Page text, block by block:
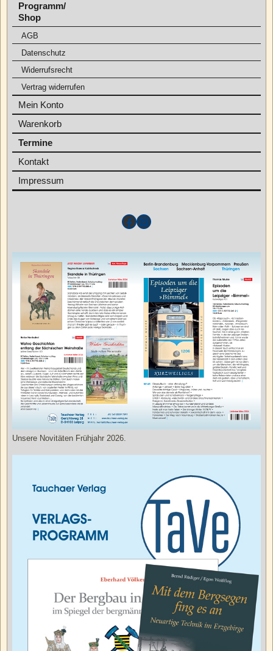
Programm/
Shop
AGB
Datenschutz
Widerrufsrecht
Vertrag widerrufen
Mein Konto
Warenkorb
Termine
Kontakt
Impressum
Unsere Novitäten Frühjahr 2026.